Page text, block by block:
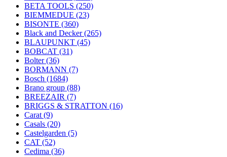
BETA TOOLS (250)
BIEMMEDUE (23)
BISONTE (360)
Black and Decker(265)
BLAUPUNKT (45)
BOBCAT (31)
Bolter(36)
BORMANN (7)
Bosch (1684)
Brano group (88)
BREEZAIR (7)
BRIGGS & STRATTON (16)
Carat (9)
Casals (20)
Castelgarden (5)
CAT (52)
Cedima (36)